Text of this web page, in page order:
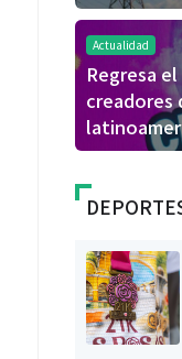
Actualidad
Regresa